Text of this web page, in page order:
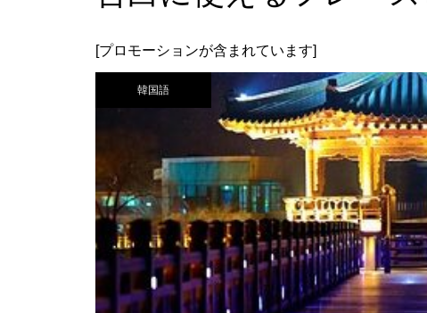
[プロモーションが含まれています]
韓国語